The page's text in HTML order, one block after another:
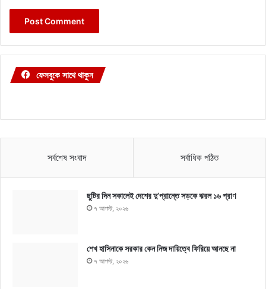
ফেসবুকে সাথে থাকুন
সর্বশেষ সংবাদ সর্বাধিক পঠিত
ছুটির দিন সকালেই দেশের দু’প্রান্তে সড়কে ঝরল ১৬ প্রাণ
৭ আগস্ট, ২০২৬
শেখ হাসিনাকে সরকার কেন নিজ দায়িত্বে ফিরিয়ে আনছে না
৭ আগস্ট, ২০২৬